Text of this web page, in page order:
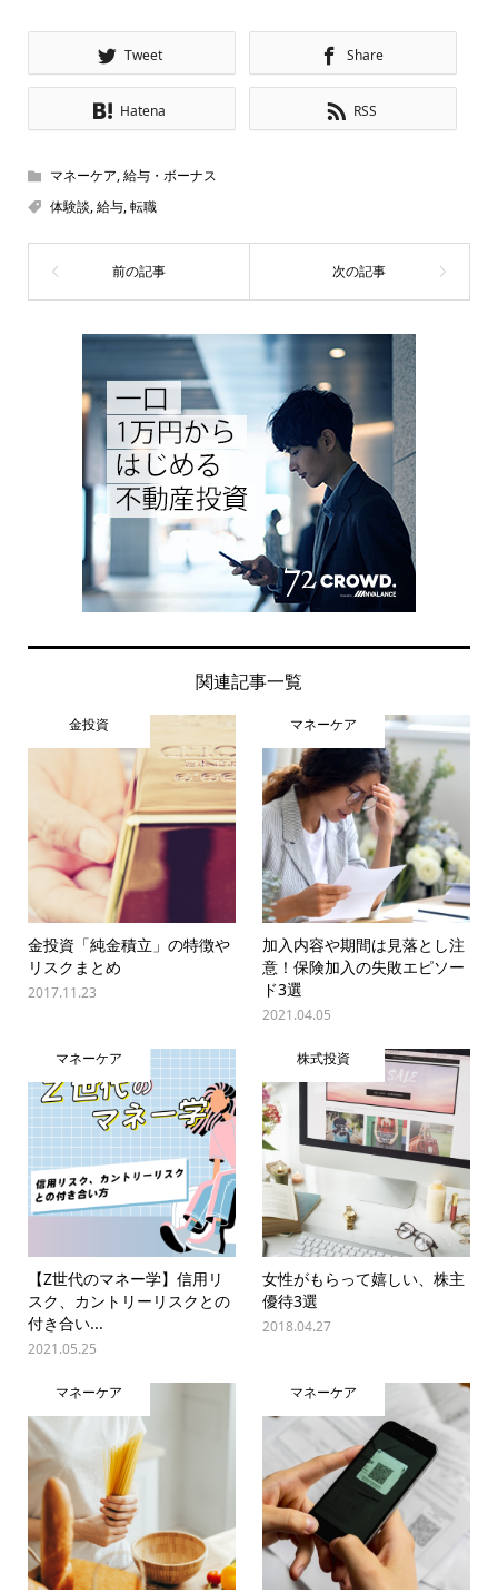
Tweet Share
Hatena RSS
マネーケア,給与・ボーナス
体験談,給与,転職
関連記事一覧
金投資
金投資「純金積立」の特徴や
リスクまとめ
2017.11.23
マネーケア
加入内容や期間は見落とし注
意！保険加入の失敗エピソー
ド3選
2021.04.05
マネーケア
【Z世代のマネー学】信用リ
スク、カントリーリスクとの
付き合い...
2021.05.25
株式投資
女性がもらって嬉しい、株主
優待3選
2018.04.27
マネーケア マネーケア